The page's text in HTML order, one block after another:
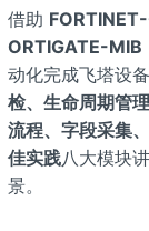
借助
ORTIGATE-MIB
动化完成飞塔设备
检、生命周期管理
流程、字段采集
佳实践八大模块
景。